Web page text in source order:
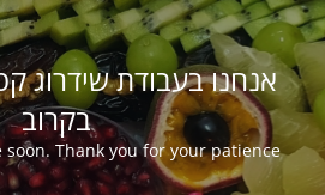
אנחנו בעבודת שידרוג
בקרוב
Thank you for your patience!